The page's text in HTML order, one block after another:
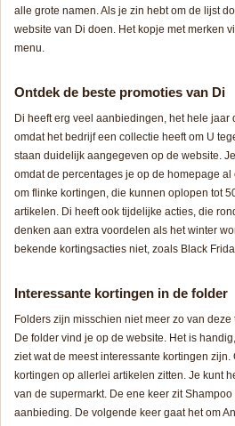
alle grote namen. Als je zin hebt om de lijst
website van Di doen. Het kopje met merken
menu.
Ontdek de beste promoties van Di
Di heeft erg veel aanbiedingen, het hele jaar
omdat het bedrijf een collectie heeft om U
staan duidelijk aangegeven op de website.
omdat de percentages je op de homepage
om flinke kortingen, die kunnen oplopen tot
artikelen. Di heeft ook tijdelijke acties, die
denken aan extra voordelen als het winter
bekende kortingsacties niet, zoals Black
Interessante kortingen in de folder
Folders zijn misschien niet meer zo van
De folder vind je op de website. Het is
ziet wat de meest interessante kortingen zijn.
kortingen op allerlei artikelen zitten. Je kunt
van de supermarkt. De ene keer zit
aanbieding. De volgende keer gaat het om